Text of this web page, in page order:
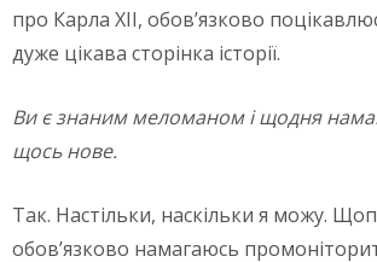
про Карла ХІІ, обов’язково
дуже цікава сторінка історії.
Ви є знаним меломаном і щодня
щось нове.
Так. Настільки, наскільки я можу.
обов’язково намагаюсь